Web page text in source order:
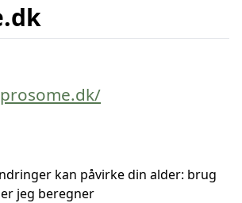
kan påvirke din alder: brug
jeg beregner